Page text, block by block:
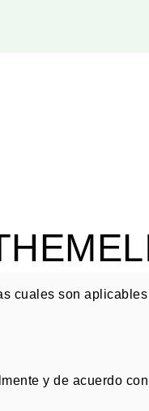
cuales son
y de acuerdo